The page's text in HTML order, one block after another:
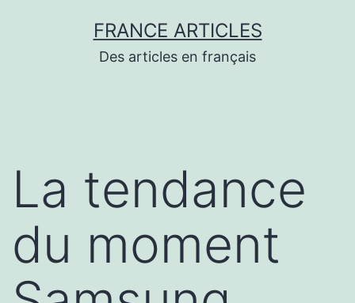
FRANCE ARTICLES
Des articles en français
La tendance
du moment